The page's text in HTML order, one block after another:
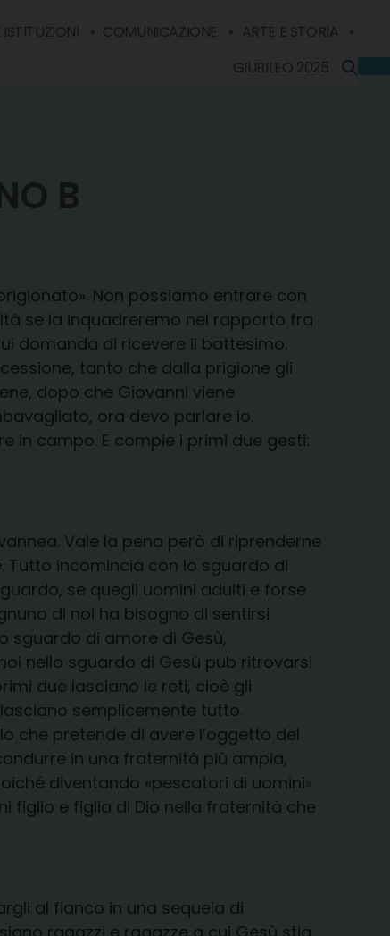
COMUNICAZIONE
ARTE E STORIA
GIUBILEO 2025
B
Non possiamo entrare con
se la inquadreremo nel rapporto fra
domanda di ricevere il battesimo.
tanto che dalla prigione gli
dopo che Giovanni viene
ora devo parlare io.
in campo. E compie i primi due gesti:
Vale la pena però di riprenderne
incomincia con lo sguardo di
se quegli uomini adulti e forse
di noi ha bisogno di sentirsi
sguardo di amore di Gesù,
nello sguardo di Gesù pub ritrovarsi
due lasciano le reti, cioè gli
semplicemente tutto.
che pretende di avere l’oggetto del
in una fraternità più ampia,
diventando «pescatori di uomini»
figlio e figlia di Dio nella fraternità che
al fianco in una sequela di